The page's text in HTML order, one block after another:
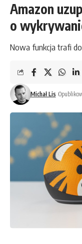
Amazon
o
Nowa funkcja trafi
Michał Lis